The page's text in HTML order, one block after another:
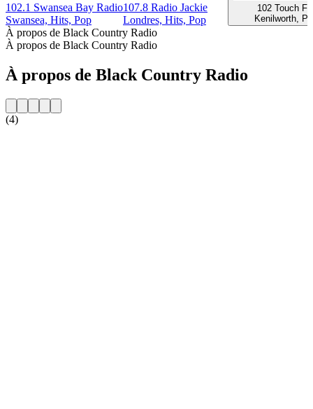
102.1 Swansea Bay Radio
Swansea, Hits, Pop
107.8 Radio Jackie
Londres, Hits, Pop
102 Touch
Kenilworth,
À propos de Black Country Radio
À propos de Black Country Radio
À propos de Black Country Radio
(4)